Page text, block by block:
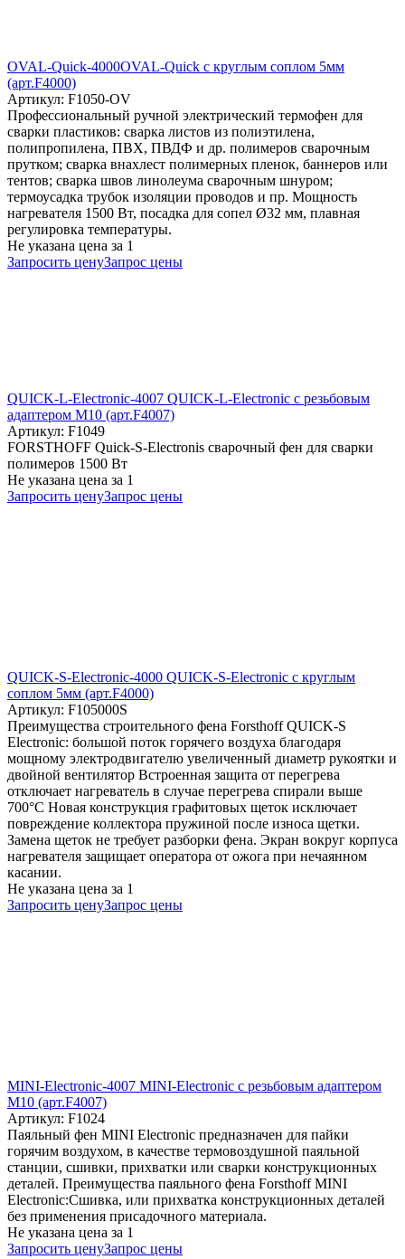
OVAL-Quick-4000OVAL-Quick с круглым соплом 5мм
(арт.F4000)
Артикул: F1050-OV
Профессиональный ручной электрический термофен для
сварки пластиков: сварка листов из полиэтилена,
полипропилена, ПВХ, ПВДФ и др. полимеров сварочным
прутком; сварка внахлест полимерных пленок, баннеров или
тентов; сварка швов линолеума сварочным шнуром;
термоусадка трубок изоляции проводов и пр. Мощность
нагревателя 1500 Вт, посадка для сопел Ø32 мм, плавная
регулировка температуры.
Не указана цена за 1
Запросить ценуЗапрос цены
QUICK-L-Electronic-4007 QUICK-L-Electronic с резьбовым
адаптером М10 (арт.F4007)
Артикул: F1049
FORSTHOFF Quick-S-Electronis сварочный фен для сварки
полимеров 1500 Вт
Не указана цена за 1
Запросить ценуЗапрос цены
QUICK-S-Electronic-4000 QUICK-S-Electronic с круглым
соплом 5мм (арт.F4000)
Артикул: F105000S
Преимущества строительного фена Forsthoff QUICK-S
Electronic: большой поток горячего воздуха благодаря
мощному электродвигателю увеличенный диаметр рукоятки и
двойной вентилятор Встроенная защита от перегрева
отключает нагреватель в случае перегрева спирали выше
700°C Новая конструкция графитовых щеток исключает
повреждение коллектора пружиной после износа щетки.
Замена щеток не требует разборки фена. Экран вокруг корпуса
нагревателя защищает оператора от ожога при нечаянном
касании.
Не указана цена за 1
Запросить ценуЗапрос цены
MINI-Electronic-4007 MINI-Electronic с резьбовым адаптером
М10 (арт.F4007)
Артикул: F1024
Паяльный фен MINI Electronic предназначен для пайки
горячим воздухом, в качестве термовоздушной паяльной
станции, сшивки, прихватки или сварки конструкционных
деталей. Преимущества паяльного фена Forsthoff MINI
Electronic:Сшивка, или прихватка конструкционных деталей
без применения присадочного материала.
Не указана цена за 1
Запросить ценуЗапрос цены